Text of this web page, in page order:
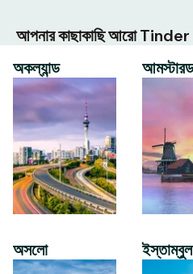
আপনার কাছাকাছি আরো Tinder
অকল্যান্ড
অসলো ইস্তাম্বুল